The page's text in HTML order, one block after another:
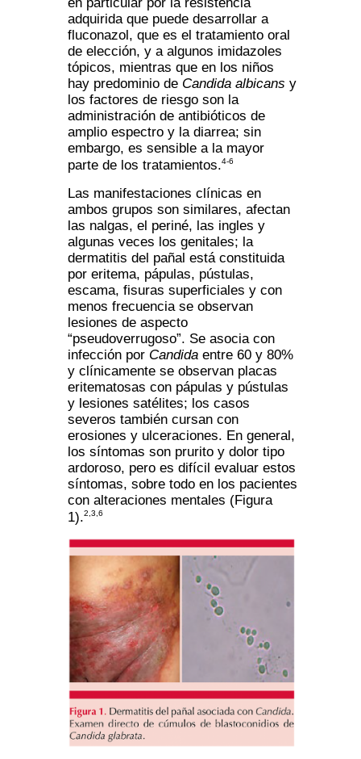
en particular por la resistencia
adquirida que puede desarrollar a
fluconazol, que es el tratamiento oral
de elección, y a algunos imidazoles
tópicos, mientras que en los niños
hay predominio de Candida albicans y
los factores de riesgo son la
administración de antibióticos de
amplio espectro y la diarrea; sin
embargo, es sensible a la mayor
parte de los tratamientos.4-6
Las manifestaciones clínicas en
ambos grupos son similares, afectan
las nalgas, el periné, las ingles y
algunas veces los genitales; la
dermatitis del pañal está constituida
por eritema, pápulas, pústulas,
escama, fisuras superficiales y con
menos frecuencia se observan
lesiones de aspecto
“pseudoverrugoso”. Se asocia con
infección por Candida entre 60 y 80%
y clínicamente se observan placas
eritematosas con pápulas y pústulas
y lesiones satélites; los casos
severos también cursan con
erosiones y ulceraciones. En general,
los síntomas son prurito y dolor tipo
ardoroso, pero es difícil evaluar estos
síntomas, sobre todo en los pacientes
con alteraciones mentales (Figura
1).2,3,6